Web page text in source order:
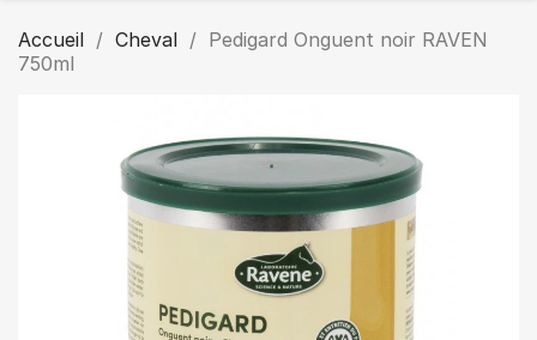
Accueil Cheval
Pedigard Onguent noir RAVEN
750ml